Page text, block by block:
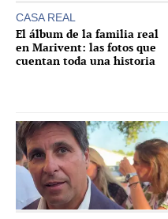
CASA REAL
El álbum de la familia real
en Marivent: las fotos que
cuentan toda una historia